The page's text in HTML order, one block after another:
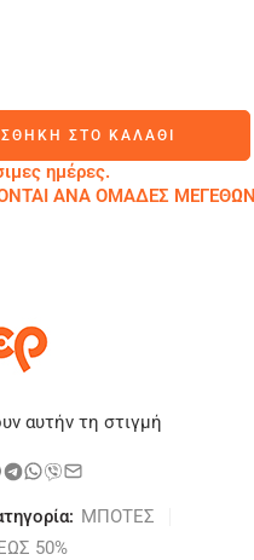
ΣΤΟ ΚΑΛΆΘΙ
ημέρες.
ΑΝΑ ΟΜΑΔΕΣ ΜΕΓΕΘΩΝ
αυτήν τη στιγμή
ΜΠΟΤΕΣ
50%